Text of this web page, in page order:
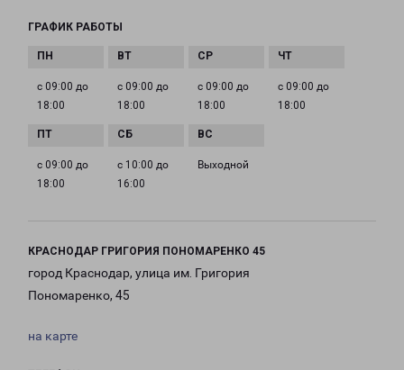
ГРАФИК РАБОТЫ
с 09:00 до
18:00
с 09:00 до
18:00
с 09:00 до
18:00
с 09:00 до
18:00
с 09:00 до
18:00
с 10:00 до
16:00
Выходной
КРАСНОДАР ГРИГОРИЯ ПОНОМАРЕНКО 45
город Краснодар, улица им. Григория
Пономаренко, 45
на карте